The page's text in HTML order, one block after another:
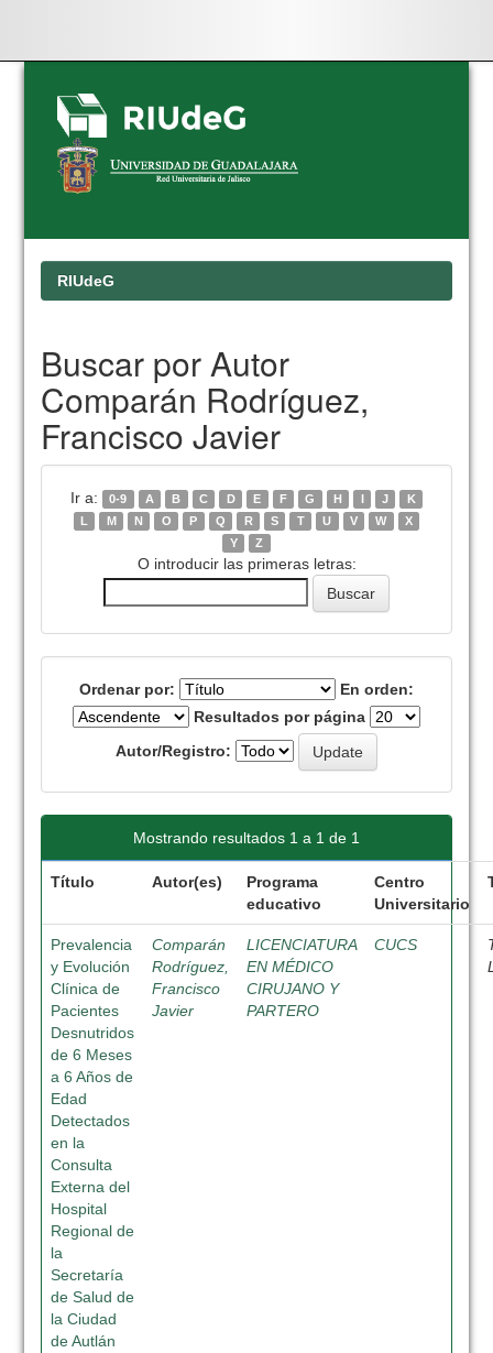
Skip
navigation
RIUdeG
Buscar por Autor
Comparán Rodríguez,
Francisco Javier
Ir a: 0-9 A B C D E F G H I J
K
L
M N O P Q R S T U V W
X
Y
Z
O introducir las primeras letras:
Ordenar por:
En orden:
Resultados por página
Autor/Registro:
Mostrando resultados 1 a 1 de 1
Título Autor(es)
Programa
educativo
Centro
Universitario
Prevalencia
y Evolución
Clínica de
Pacientes
Desnutridos
de 6 Meses
a 6 Años de
Edad
Detectados
en la
Consulta
Externa del
Hospital
Regional de
la
Secretaría
de Salud de
la Ciudad
de Autlán
Comparán
Rodríguez,
Francisco
Javier
LICENCIATURA
EN MÉDICO
CIRUJANO Y
PARTERO
CUCS